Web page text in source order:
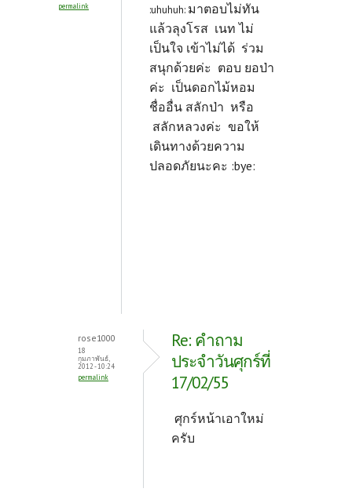
permalink
:uhuhuh: มาตอบไม่ทัน
แล้วลุงโรส เนท ไม่
เป็นใจ เข้าไม่ได้ ร่วม
สนุกด้วยค่ะ ตอบ ยอป่า
ค่ะ เป็นดอกไม้หอม
ชื่ออื่น สลักป่า หรือ
สลักหลวงค่ะ ขอให้
เดินทางด้วยความ
ปลอดภัยนะคะ :bye:
rose1000
18
กุมภาพันธ์,
2012 - 10:24
permalink
Re: คำถาม
ประจำวันศุกร์ที่
17/02/55
ศุกร์หน้าเอาใหม่
ครับ